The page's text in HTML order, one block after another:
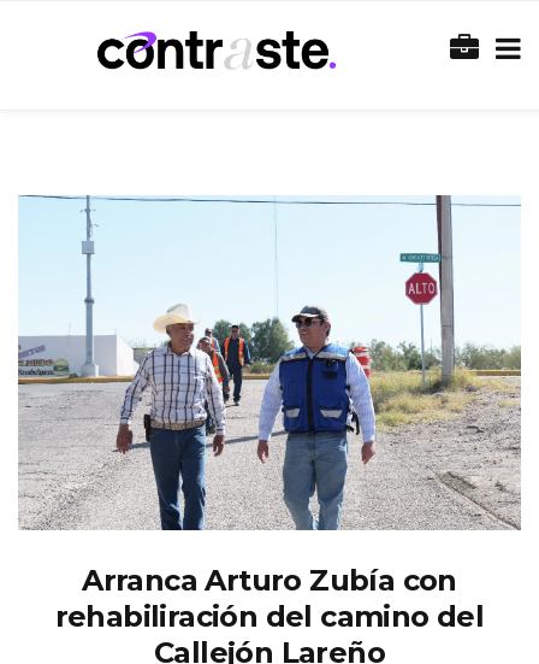
Arranca Arturo Zubía con
rehabiliración del camino del
Callejón Lareño